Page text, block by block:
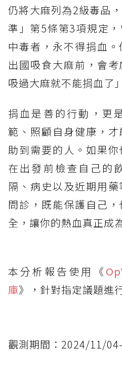
仍將大麻列為2級毒品
準」第5條第3項規定
中毒者，永不得捐血
出國吸食大麻前，會
吸過大麻就不能捐血了
捐血是善的行動，更
範、照顧自身健康，
助到需要的人。如果
在出發前檢查自己的
隔、病史以及近期用
問診，既能保護自己
全，讓你的熱血真正成
本分析報告使用《
庫》，針對指定議題進
觀測期間：2024/11/